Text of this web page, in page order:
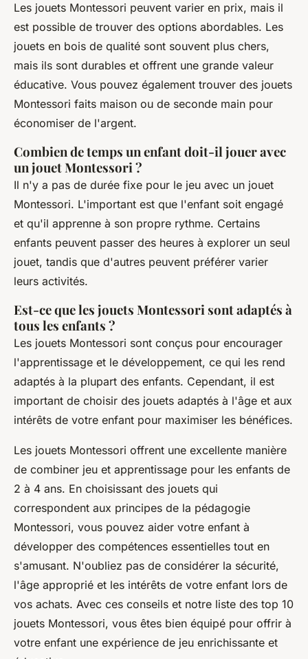
Les jouets Montessori peuvent varier en prix, mais il
est possible de trouver des options abordables. Les
jouets en bois de qualité sont souvent plus chers,
mais ils sont durables et offrent une grande valeur
éducative. Vous pouvez également trouver des jouets
Montessori faits maison ou de seconde main pour
économiser de l'argent.
Combien de temps un enfant doit-il jouer avec
un jouet Montessori ?
Il n'y a pas de durée fixe pour le jeu avec un jouet
Montessori. L'important est que l'enfant soit engagé
et qu'il apprenne à son propre rythme. Certains
enfants peuvent passer des heures à explorer un seul
jouet, tandis que d'autres peuvent préférer varier
leurs activités.
Est-ce que les jouets Montessori sont adaptés à
tous les enfants ?
Les jouets Montessori sont conçus pour encourager
l'apprentissage et le développement, ce qui les rend
adaptés à la plupart des enfants. Cependant, il est
important de choisir des jouets adaptés à l'âge et aux
intérêts de votre enfant pour maximiser les bénéfices.
Les jouets Montessori offrent une excellente manière
de combiner jeu et apprentissage pour les enfants de
2 à 4 ans. En choisissant des jouets qui
correspondent aux principes de la pédagogie
Montessori, vous pouvez aider votre enfant à
développer des compétences essentielles tout en
s'amusant. N'oubliez pas de considérer la sécurité,
l'âge approprié et les intérêts de votre enfant lors de
vos achats. Avec ces conseils et notre liste des top 10
jouets Montessori, vous êtes bien équipé pour offrir à
votre enfant une expérience de jeu enrichissante et